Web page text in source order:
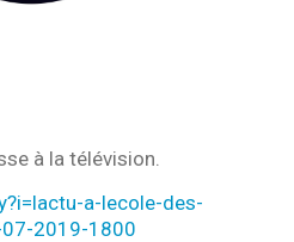
à la télévision.
a-lecole-des-
2019-1800